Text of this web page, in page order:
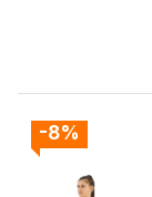
-8%